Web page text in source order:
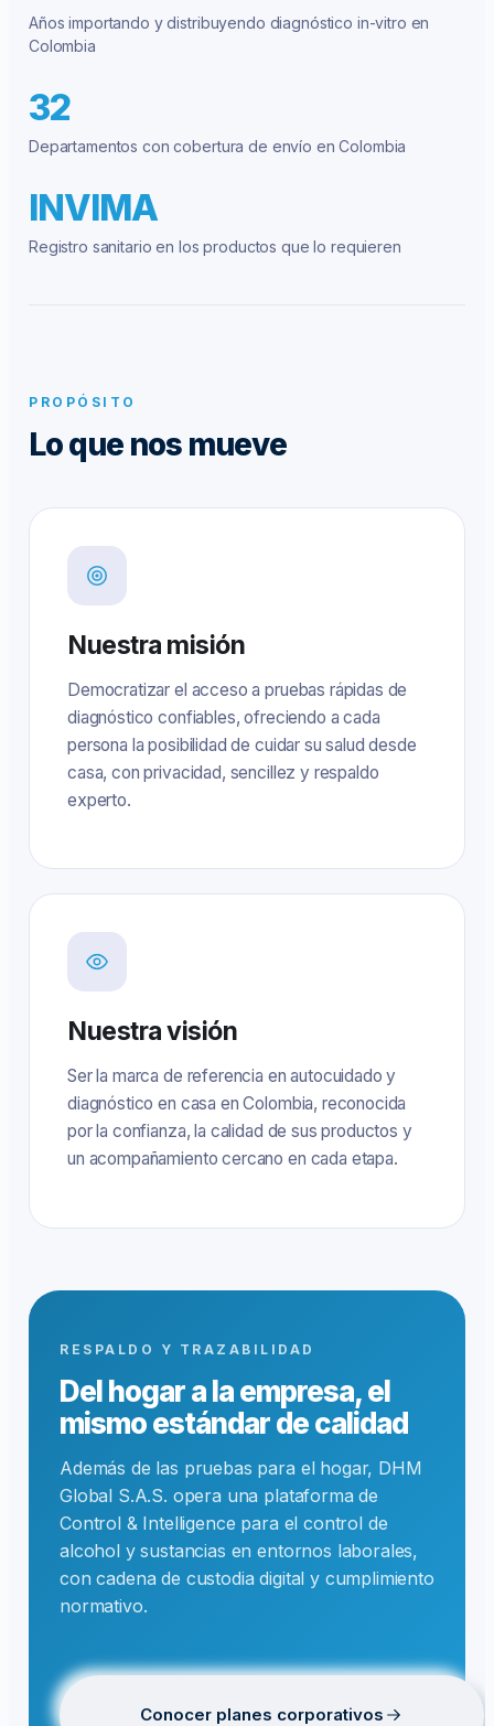
Años importando y distribuyendo diagnóstico in-vitro en
Colombia
32
Departamentos con cobertura de envío en Colombia
INVIMA
Registro sanitario en los productos que lo requieren
PROPÓSITO
Lo que nos mueve
Nuestra misión
Democratizar el acceso a pruebas rápidas de
diagnóstico confiables, ofreciendo a cada
persona la posibilidad de cuidar su salud desde
casa, con privacidad, sencillez y respaldo
experto.
Nuestra visión
Ser la marca de referencia en autocuidado y
diagnóstico en casa en Colombia, reconocida
por la confianza, la calidad de sus productos y
un acompañamiento cercano en cada etapa.
RESPALDO Y TRAZABILIDAD
Del hogar a la empresa, el
mismo estándar de calidad
Además de las pruebas para el hogar, DHM
Global S.A.S. opera una plataforma de
Control & Intelligence para el control de
alcohol y sustancias en entornos laborales,
con cadena de custodia digital y cumplimiento
normativo.
Conocer planes corporativos